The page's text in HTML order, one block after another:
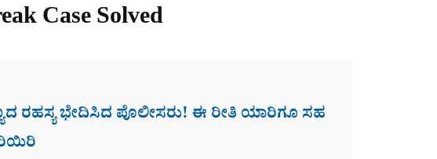
Case Solved
ರಹಸ್ಯ ಭೇದಿಸಿದ ಪೊಲೀಸರು! ಈ ರೀತಿ ಯಾರಿಗೂ ಸಹ